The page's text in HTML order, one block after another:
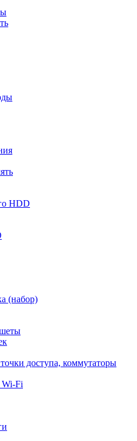
HDD
(набор)
доступа, коммутаторы
Wi-Fi